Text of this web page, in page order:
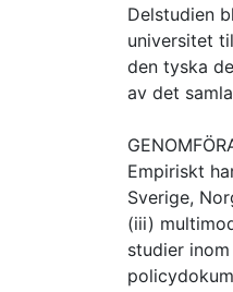
Delstudien
universitet
den tyska
av det
Empiriskt
Sverige,
(iii)
studier